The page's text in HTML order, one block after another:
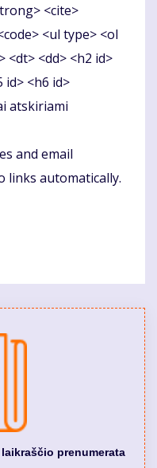
<cite>
<ul type> <ol
<dt> <dd> <h2 id>
id> <h6 id>
atskiriami
and email
links automatically.
prenumerata